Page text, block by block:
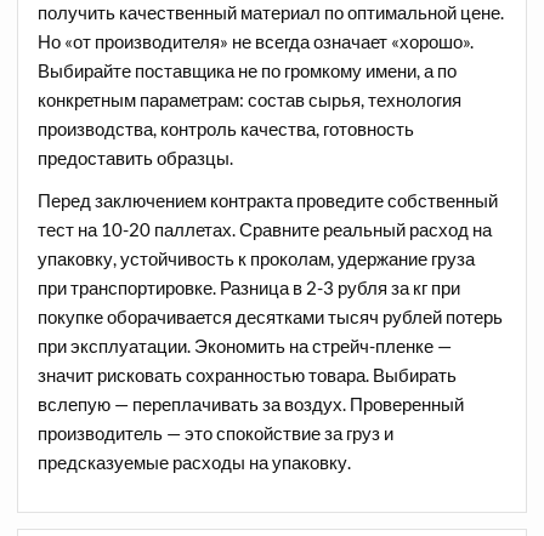
получить качественный материал по оптимальной цене.
Но «от производителя» не всегда означает «хорошо».
Выбирайте поставщика не по громкому имени, а по
конкретным параметрам: состав сырья, технология
производства, контроль качества, готовность
предоставить образцы.
Перед заключением контракта проведите собственный
тест на 10-20 паллетах. Сравните реальный расход на
упаковку, устойчивость к проколам, удержание груза
при транспортировке. Разница в 2-3 рубля за кг при
покупке оборачивается десятками тысяч рублей потерь
при эксплуатации. Экономить на стрейч-пленке —
значит рисковать сохранностью товара. Выбирать
вслепую — переплачивать за воздух. Проверенный
производитель — это спокойствие за груз и
предсказуемые расходы на упаковку.